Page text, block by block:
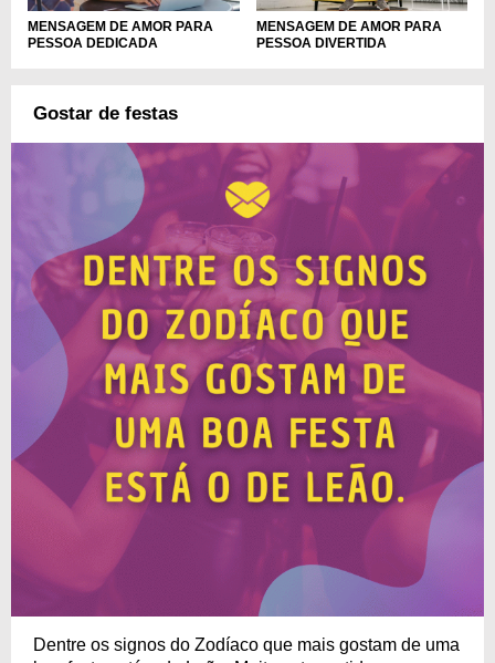
MENSAGEM DE AMOR PARA
PESSOA DEDICADA
MENSAGEM DE AMOR PARA
PESSOA DIVERTIDA
Gostar de festas
Dentre os signos do Zodíaco que mais gostam de uma